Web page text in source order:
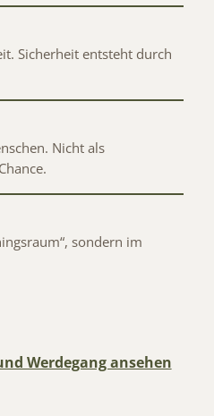
Sicherheit entsteht durch
Nicht als
sondern im
Werdegang ansehen